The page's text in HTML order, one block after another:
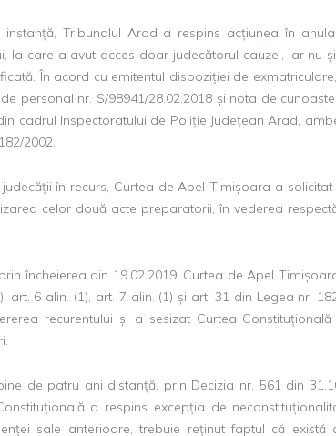
instanță, Tribunalul Arad a respins acțiunea în
la care a avut acces doar judecătorul cauzei, iar nu
În acord cu emitentul dispoziției de
personal nr. S/98941/28.02.2018 și nota de
cadrul Inspectoratului de Poliție Județean Arad,
2002.
judecății în recurs, Curtea de Apel Timișoara a
celor două acte preparatorii, în vederea
încheierea din 19.02.2019, Curtea de Apel
art. 6 alin. (1), art. 7 alin. (1) și art. 31 din Legea nr.
recurentului și a sesizat Curtea
de patru ani distanță, prin Decizia nr. 561 din
a respins excepția de
sale anterioare, trebuie reținut faptul că